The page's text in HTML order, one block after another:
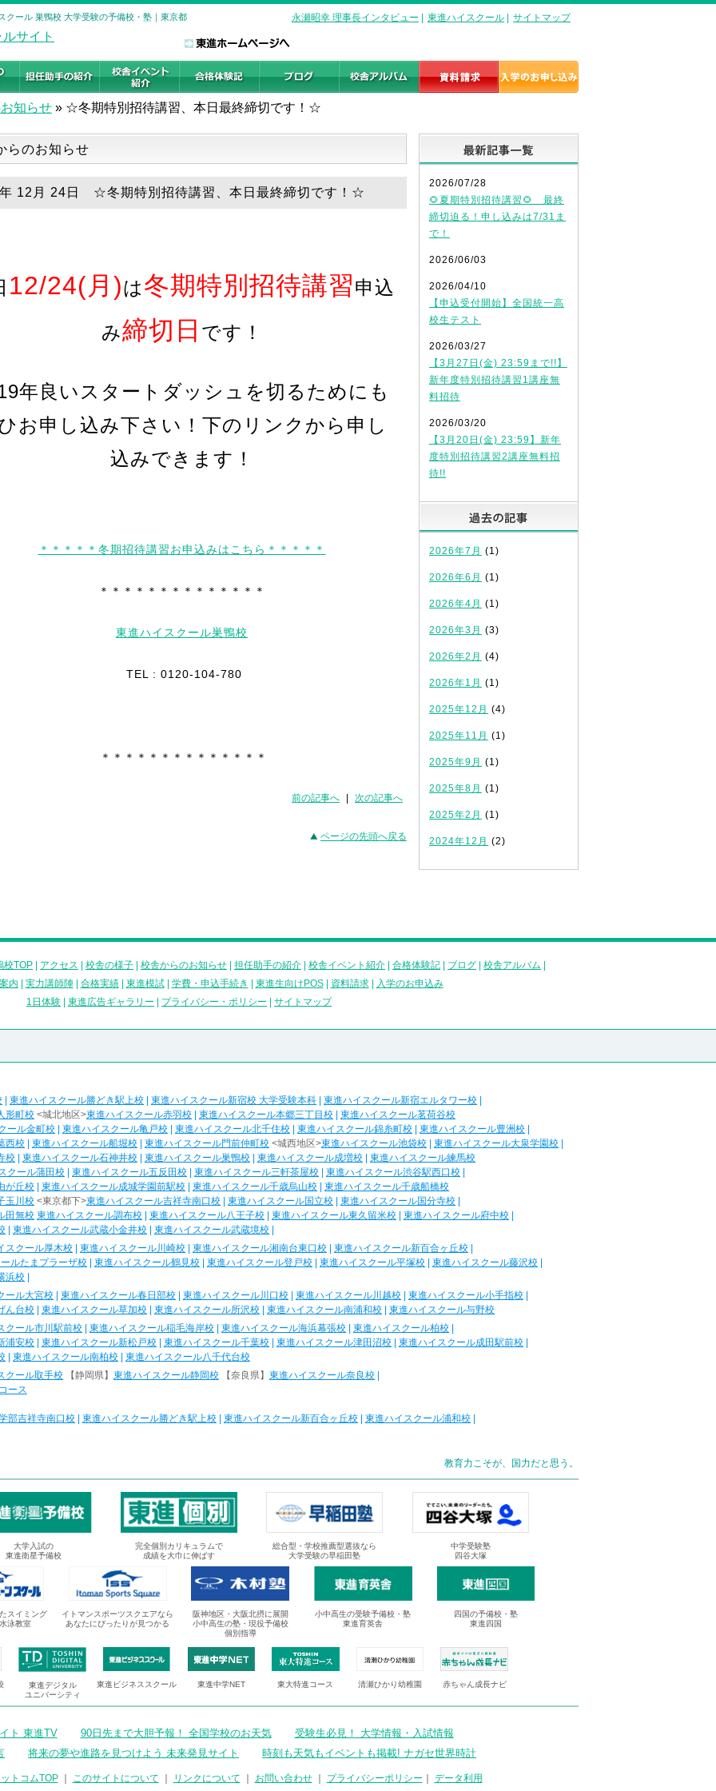
ール 巣鴨校 大学受験の予備校・塾｜東京都 永瀬昭幸 理事長インタビュー 東進ハイスクール サイトマップ
知らせ » ☆冬期特別招待講習、本日最終締切です！☆
らのお知らせ
12月 24日 ☆冬期特別招待講習、本日最終締切です！☆
12/24(月)は冬期特別招待講習申込
み締切日 です！
年良いスタートダッシュを切るためにも
お申し込み下さい！下のリンクから申し
込みできます！
＊＊＊＊＊冬期招待講習お申込みはこちら＊＊＊＊＊
＊＊＊＊＊＊＊＊＊＊＊＊＊＊
東進ハイスクール巣鴨校
TEL : 0120-104-780
＊＊＊＊＊＊＊＊＊＊＊＊＊＊
前の記事へ 次の記事へ
ページの先頭へ戻る
2026/07/28
🌻夏期特別招待講習🌻 最終
締切迫る！申し込みは7/31ま
で！
2026/06/03
2026/04/10
【申込受付開始】全国統一高
校生テスト
2026/03/27
【3月27日(金) 23:59まで!!】
新年度特別招待講習1講座無
料招待
2026/03/20
【3月20日(金) 23:59】新年
度特別招待講習2講座無料招
待!!
2026年7月 (1)
2026年6月 (1)
2026年4月 (1)
2026年3月 (3)
2026年2月 (4)
2026年1月 (1)
2025年12月 (4)
2025年11月 (1)
2025年9月 (1)
2025年8月 (1)
2025年2月 (1)
2024年12月 (2)
校TOP アクセス 校舎の様子 校舎からのお知らせ 担任助手の紹介 校舎イベント紹介 合格体験記 ブログ 校舎アルバム
内
実力講師陣| 合格実績| 東進模試| 学費・申込手続き 東進生向けPOS| 資料請求|
入学のお申込み
1日体験
東進広告ギャラリー プライバシー・ポリシー サイトマップ
東進ハイスクール勝どき駅上校 東進ハイスクール新宿校 大学受験本科 東進ハイスクール新宿エルタワー校
形町校 <城北地区>東進ハイスクール赤羽校 東進ハイスクール本郷三丁目校
東進ハイスクール茗荷谷校
ール金町校
東進ハイスクール亀戸校 東進ハイスクール北千住校 東進ハイスクール錦糸町校 東進ハイスクール豊洲校
西校
東進ハイスクール船堀校 東進ハイスクール門前仲町校 <城西地区>東進ハイスクール池袋校 東進ハイスクール大泉学園校
校
東進ハイスクール石神井校 東進ハイスクール巣鴨校 東進ハイスクール成増校
東進ハイスクール練馬校
クール蒲田校
東進ハイスクール五反田校 東進ハイスクール三軒茶屋校 東進ハイスクール渋谷駅西口校
が丘校
東進ハイスクール成城学園前駅校 東進ハイスクール千歳烏山校
東進ハイスクール千歳船橋校
玉川校 <東京都下>東進ハイスクール吉祥寺南口校 東進ハイスクール国立校 東進ハイスクール国分寺校
田無校 東進ハイスクール調布校 東進ハイスクール八王子校 東進ハイスクール東久留米校 東進ハイスクール府中校
東進ハイスクール武蔵小金井校 東進ハイスクール武蔵境校
スクール厚木校
東進ハイスクール川崎校 東進ハイスクール湘南台東口校 東進ハイスクール新百合ヶ丘校
ルたまプラーザ校
東進ハイスクール鶴見校 東進ハイスクール登戸校 東進ハイスクール平塚校 東進ハイスクール藤沢校
浜校
ール大宮校
東進ハイスクール春日部校 東進ハイスクール川口校 東進ハイスクール川越校 東進ハイスクール小手指校
ん台校
東進ハイスクール草加校 東進ハイスクール所沢校 東進ハイスクール南浦和校
東進ハイスクール与野校
クール市川駅前校
東進ハイスクール稲毛海岸校 東進ハイスクール海浜幕張校 東進ハイスクール柏校
浦安校
東進ハイスクール新松戸校 東進ハイスクール千葉校 東進ハイスクール津田沼校 東進ハイスクール成田駅前校
東進ハイスクール南柏校
東進ハイスクール八千代台校
クール取手校
【静岡県】 東進ハイスクール静岡校 【奈良県】 東進ハイスクール奈良校
ース
部吉祥寺南口校 東進ハイスクール勝どき駅上校 東進ハイスクール新百合ヶ丘校 東進ハイスクール浦和校
教育力こそが、国力だと思う。
大学入試の
東進衛星予備校
完全個別カリキュラムで
成績を大巾に伸ばす
総合型・学校推薦型選抜なら
大学受験の早稲田塾
中学受験塾
四谷大塚
スイミング
泳教室
イトマンスポーツスクエアなら
あなたにぴったりが見つかる
阪神地区・大阪北摂に展開
小中高生の塾・現役予備校
個別指導
小中高生の受験予備校・塾
東進育英舎
四国の予備校・塾
東進四国
東進デジタル
ユニバーシティ
東進ビジネススクール 東進中学NET 東大特進コース 清瀬ひかり幼稚園 赤ちゃん成長ナビ
ト 東進TV 90日先まで大胆予報！ 全国学校のお天気
受験生必見！ 大学情報・入試情報
将来の夢や進路を見つけよう 未来発見サイト 時刻も天気もイベントも掲載! ナガセ世界時計
トコムTOP｜ このサイトについて リンクについて お問い合わせ｜ プライバシーポリシー データ利用